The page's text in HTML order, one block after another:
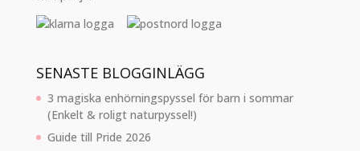
SENASTE BLOGGINLÄGG
3 magiska enhörningspyssel för barn i sommar
(Enkelt & roligt naturpyssel!)
Guide till Pride 2026